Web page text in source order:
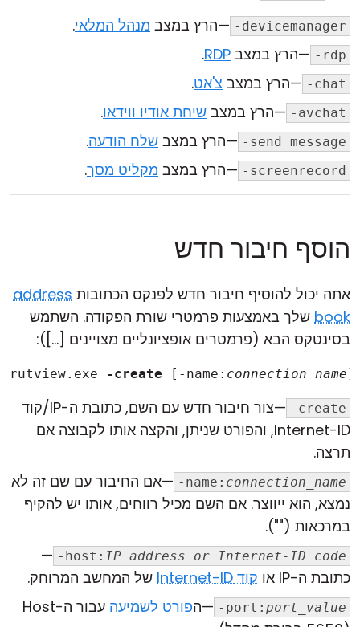
-devicemanager —הרץ במצב מנהל המלאי.
-rdp —הרץ במצב RDP
.
-chat —הרץ במצב צ'אט.
-avchat —הרץ במצב שיחת אודיו ווידאו.
-send_message —הרץ במצב שלח הודעה.
-screenrecord —הרץ במצב מקליט מסך.
הוסף חיבור חדש
אתה יכול להוסיף חיבור חדש לפנקס הכתובות address
book שלך באמצעות פרמטרי שורת הפקודה. השתמש
בסינטקס הבא (פרמטרים אופציונליים מצויינים [...]):
rutview.exe -create [-name: connection_name]
-create
—צור חיבור חדש עם השם, כתובת ה-IP/קוד
Internet-ID, והפורט שניתן, והקצה אותו לקבוצה אם
תרצה.
-name: connection_name
—אם החיבור עם שם זה לא
נמצא, הוא ייווצר. אם השם מכיל רווחים, אותו יש להקיף
במרכאות ("").
-host: IP address or Internet-ID code
—
כתובת ה-IP או
קוד Internet-ID של המחשב המרוחק.
-port: port_value —הפורט לשמיעה
עבור ה-Host